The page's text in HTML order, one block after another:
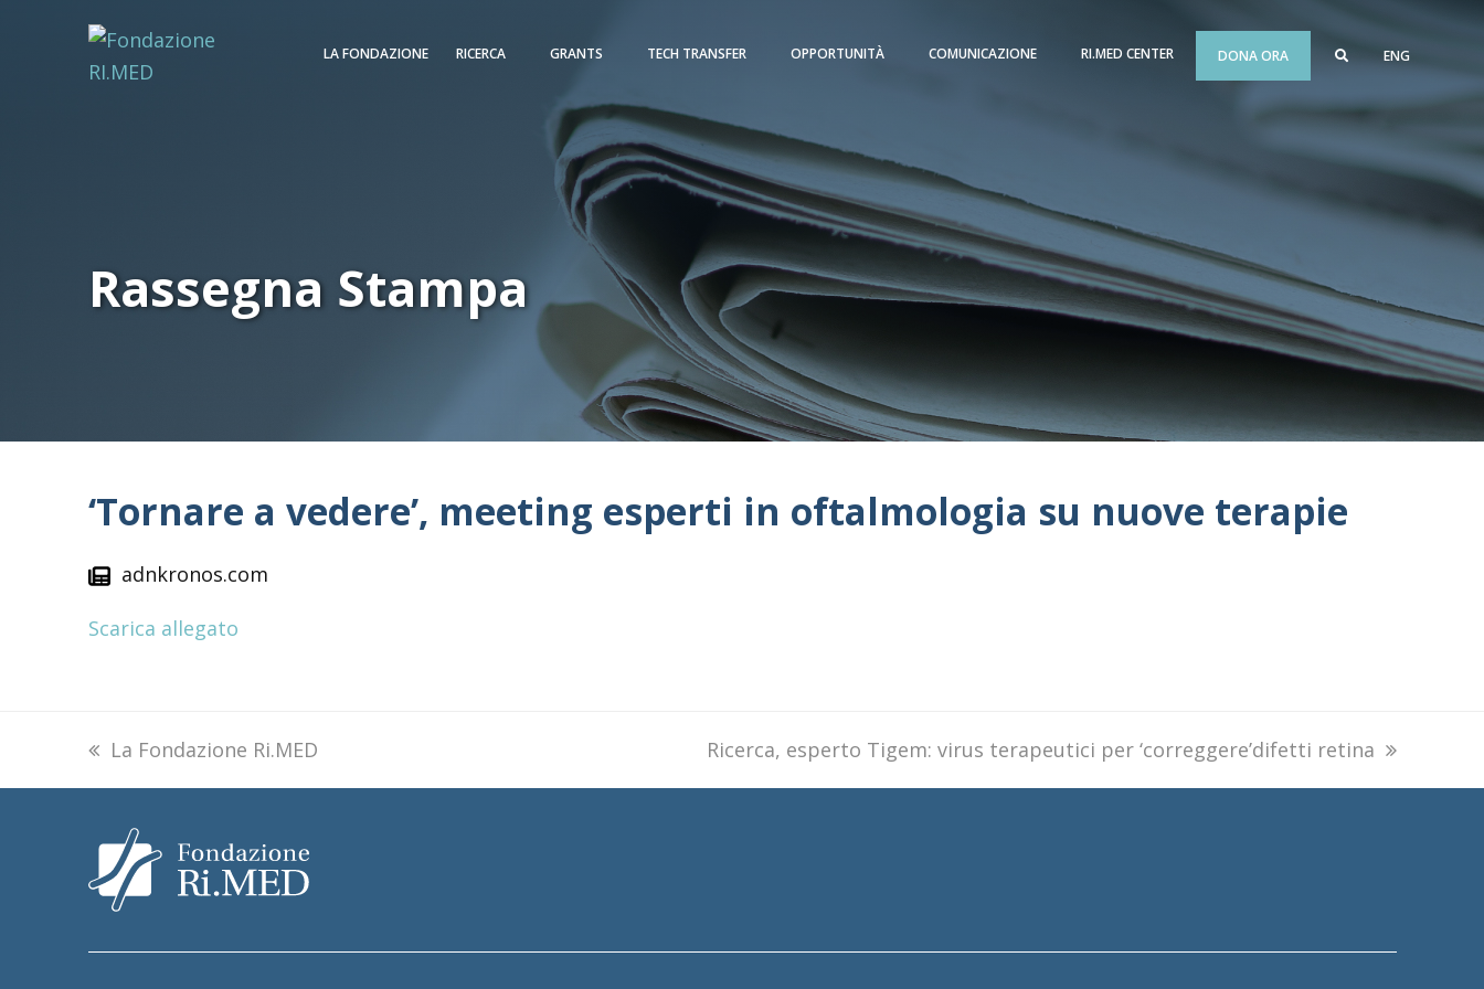
LA FONDAZIONE RICERCA GRANTS TECH TRANSFER OPPORTUNITÀ COMUNICAZIONE RI.MED CENTER DONA ORA ENG
Rassegna Stampa
‘Tornare a vedere’, meeting esperti in oftalmologia su nuove terapie
adnkronos.com
Scarica allegato
previous
post:
La Fondazione Ri.MED
next
post:
Ricerca, esperto Tigem: virus terapeutici per ‘correggere’difetti retina